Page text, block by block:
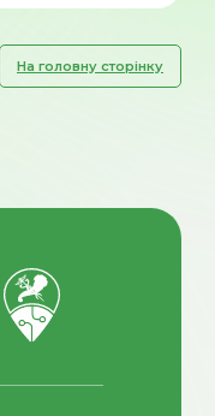
На головну сторінку